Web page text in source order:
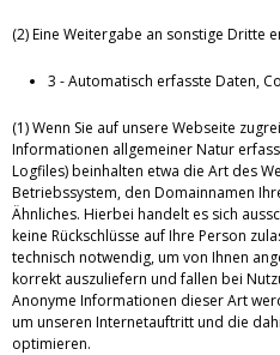
(2) Eine Weitergabe an sonstige Dritte
3 - Automatisch erfasste Daten,
(1) Wenn Sie auf unsere Webseite
Informationen allgemeiner Natur
Logfiles) beinhalten etwa die Art des
Betriebssystem, den Domainnamen
Ähnliches. Hierbei handelt es sich
keine Rückschlüsse auf Ihre Person
technisch notwendig, um von Ihnen
korrekt auszuliefern und fallen bei
Anonyme Informationen dieser Art
um unseren Internetauftritt und die
optimieren.